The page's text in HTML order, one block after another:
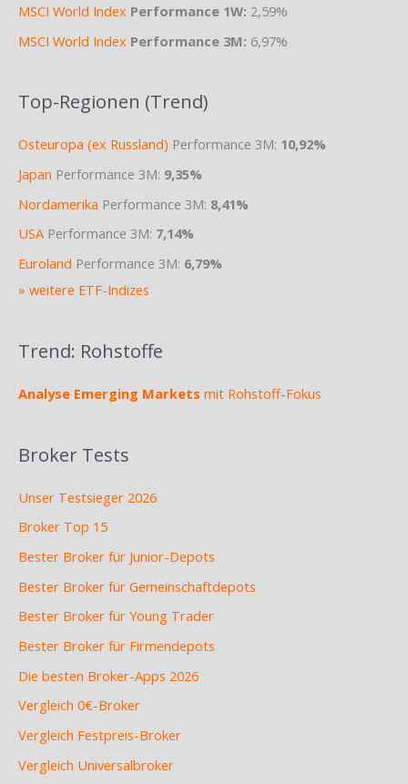
MSCI World Index Performance 1W: 2,59%
MSCI World Index Performance 3M: 6,97%
Top-Regionen (Trend)
Osteuropa (ex Russland) Performance 3M: 10,92%
Japan Performance 3M: 9,35%
Nordamerika Performance 3M: 8,41%
USA Performance 3M: 7,14%
Euroland Performance 3M: 6,79%
» weitere ETF-Indizes
Trend: Rohstoffe
Analyse Emerging Markets mit Rohstoff-Fokus
Broker Tests
Unser Testsieger 2026
Broker Top 15
Bester Broker für Junior-Depots
Bester Broker für Gemeinschaftdepots
Bester Broker für Young Trader
Bester Broker für Firmendepots
Die besten Broker-Apps 2026
Vergleich 0€-Broker
Vergleich Festpreis-Broker
Vergleich Universalbroker